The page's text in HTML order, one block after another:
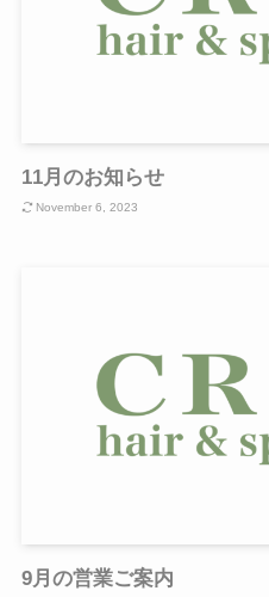
11月のお知らせ
November 6, 2023
9月の営業ご案内